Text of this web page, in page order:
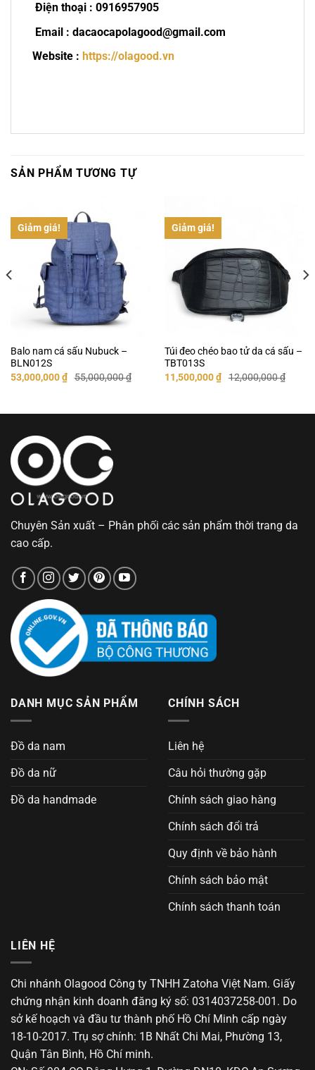
Điện thoại : 0916957905
Email : dacaocapolagood@gmail.com
Website : https://olagood.vn
SẢN PHẨM TƯƠNG TỰ
Giảm giá!
Balo nam cá sấu Nubuck –
BLN012S
55,000,000₫
Giá
gốc
53,000,000₫Giá
hiện
53,000,000 ₫.
Giảm giá!
Túi đeo chéo bao tử da cá sấu –
TBT013S
12,000,000₫
Giá
gốc
11,500,000₫Giá
hiện
11,500,000 ₫.
Chuyên Sản xuất – Phân phối các sản phẩm thời trang da
cao cấp.
DANH MỤC SẢN PHẨM
Đồ da nam
Đồ da nữ
Đồ da handmade
CHÍNH SÁCH
Liên hệ
Câu hỏi thường gặp
Chính sách giao hàng
Chính sách đổi trả
Quy định về bảo hành
Chính sách bảo mật
Chính sách thanh toán
LIÊN HỆ
Chi nhánh Olagood Công ty TNHH Zatoha Việt Nam. Giấy
chứng nhận kinh doanh đăng ký số: 0314037258-001. Do
sở kế hoạch và đầu tư thành phố Hồ Chí Minh cấp ngày
18-10-2017. Trụ sợ chính: 1B Nhất Chi Mai, Phường 13,
Quận Tân Bình, Hồ Chí minh.